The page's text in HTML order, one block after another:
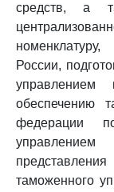
средств, а
России,
управлением
обеспечению
федерации
таможенного